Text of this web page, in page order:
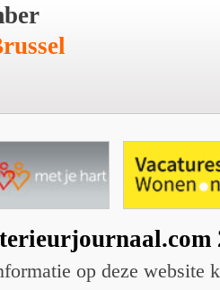
op deze website